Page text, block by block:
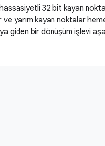
32 bit kayan
ve yarım kayan noktalar
giden bir dönüşüm işlevi